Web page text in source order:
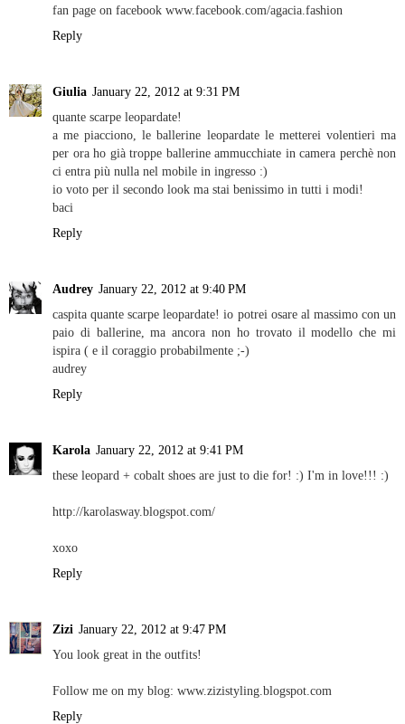
fan page on facebook www.facebook.com/agacia.fashion
Reply
Giulia January 22, 2012 at 9:31 PM
quante scarpe leopardate!
a me piacciono, le ballerine leopardate le metterei volentieri ma
per ora ho già troppe ballerine ammucchiate in camera perchè non
ci entra più nulla nel mobile in ingresso :)
io voto per il secondo look ma stai benissimo in tutti i modi!
baci
Reply
Audrey January 22, 2012 at 9:40 PM
caspita quante scarpe leopardate! io potrei osare al massimo con un
paio di ballerine, ma ancora non ho trovato il modello che mi
ispira ( e il coraggio probabilmente ;-)
audrey
Reply
Karola January 22, 2012 at 9:41 PM
these leopard + cobalt shoes are just to die for! :) I'm in love!!! :)
http://karolasway.blogspot.com/
xoxo
Reply
Zizi January 22, 2012 at 9:47 PM
You look great in the outfits!
Follow me on my blog: www.zizistyling.blogspot.com
Reply